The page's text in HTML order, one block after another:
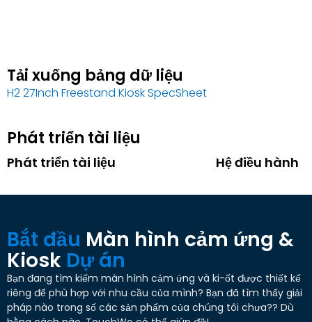
Tải xuống bảng dữ liệu
H2 27Inch Freestand Kiosk SpecSheet
Phát triển tài liệu
Phát triển tài liệu Hệ điều hành
Bắt đầu Màn hình cảm ứng &
Kiosk Dự án
Bạn đang tìm kiếm màn hình cảm ứng và ki-ốt được thiết kế
riêng để phù hợp với nhu cầu của mình? Bạn đã tìm thấy giải
pháp nào trong số các sản phẩm của chúng tôi chưa?? Dù